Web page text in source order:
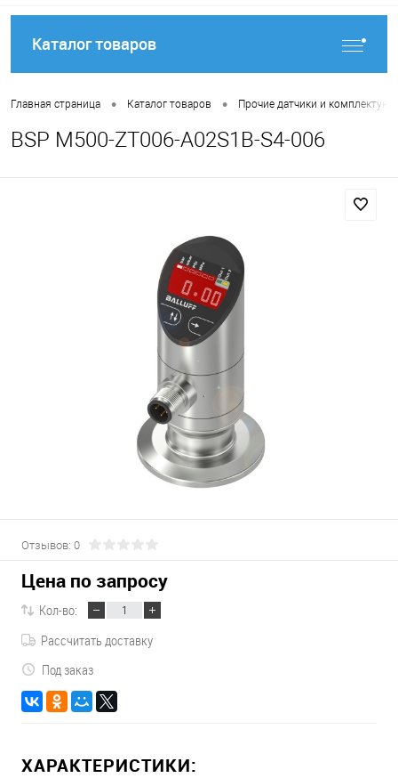
Каталог товаров
Главная страница • Каталог товаров • Прочие датчики и
BSP M500-ZT006-A02S1B-S4-006
Отзывов: 0
Цена по запросу
Кол-во:
Рассчитать доставку
Под заказ
ХАРАКТЕРИСТИКИ: